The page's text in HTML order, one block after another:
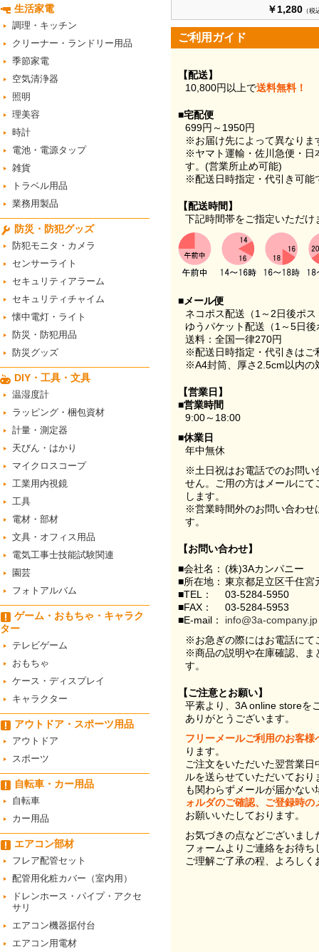
生活家電
調理・キッチン
クリーナー・ランドリー用品
季節家電
空気清浄器
照明
理美容
時計
電池・電源タップ
雑貨
トラベル用品
業務用製品
防災・防犯グッズ
防犯モニタ・カメラ
センサーライト
セキュリティアラーム
セキュリティチャイム
懐中電灯・ライト
防災・防犯用品
防災グッズ
DIY・工具・文具
温湿度計
ラッピング・梱包資材
計量・測定器
天びん・はかり
マイクロスコープ
工業用内視鏡
工具
電材・部材
文具・オフィス用品
電気工事士技能試験関連
園芸
フォトアルバム
ゲーム・おもちゃ・キャラク
ター
テレビゲーム
おもちゃ
ケース・ディスプレイ
キャラクター
アウトドア・スポーツ用品
アウトドア
スポーツ
自転車・カー用品
自転車
カー用品
エアコン部材
フレア配管セット
配管用化粧カバー（室内用）
ドレンホース・パイプ・アクセ
サリ
エアコン機器据付台
エアコン用電材
￥1,280 （税
ご利用ガイド
【配送】
10,800円以上で送料無料！
■宅配便
699円～1950円
※お届け先によって異なりま
※ヤマト運輸・佐川急便・日
す。(営業所止め可能)
※配送日時指定・代引き可能
【配送時間】
下記時間帯をご指定いただけ
■メール便
ネコポス配送（1～2日後ポ
ゆうパケット配送（1～5日
送料：全国一律270円
※配送日時指定・代引きはご
※A4封筒、厚さ2.5cm以内の
【営業日】
■営業時間
9:00～18:00
■休業日
年中無休
※土日祝はお電話でのお問い
せん。ご用の方はメールに
します。
※営業時間外のお問い合わせ
す。
【お問い合わせ】
■会社名： (株)3Aカンパニー
■所在地： 東京都足立区千住
■TEL：
03-5284-5950
■FAX：
03-5284-5953
■E-mail：
info@3a-company.jp
※お急ぎの際にはお電話にて
※商品の説明や在庫確認、ま
す。
【ご注意とお願い】
平素より、3A online storeを
ありがとうございます。
フリーメールご利用のお客様
ります。
ご注文をいただいた翌営業
ルを送らせていただいてお
も関わらずメールが届かない
ォルダのご確認、ご登録時
お願いいたしております。
お気づきの点などございま
フォームよりご連絡をお待ち
ご理解ご了承の程、よろし